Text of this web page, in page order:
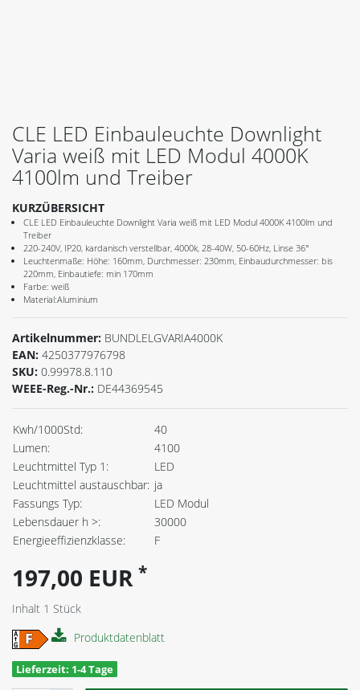
CLE LED Einbauleuchte Downlight
Varia weiß mit LED Modul 4000K
4100lm und Treiber
KURZÜBERSICHT
CLE LED Einbauleuchte Downlight Varia weiß mit LED Modul 4000K 4100lm und
Treiber
220-240V, IP20, kardanisch verstellbar, 4000k, 28-40W, 50-60Hz, Linse 36°
Leuchtenmaße: Höhe: 160mm, Durchmesser: 230mm, Einbaudurchmesser: bis
220mm, Einbautiefe: min 170mm
Farbe: weiß
Material:Aluminium
Artikelnummer: BUNDLELGVARIA4000K
EAN: 4250377976798
SKU: 0.99978.8.110
WEEE-Reg.-Nr.: DE44369545
Kwh/1000Std:
40
Lumen:
4100
Leuchtmittel Typ 1:
LED
Leuchtmittel austauschbar: ja
Fassungs Typ:
LED Modul
Lebensdauer h >:
30000
Energieeffizienzklasse:
F
197,00 EUR *
Inhalt 1 Stück
Produktdatenblatt
Lieferzeit: 1-4 Tage